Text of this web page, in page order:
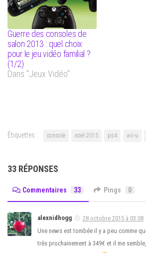
Guerre des consoles de
salon 2013 : quel choix
pour le jeu vidéo familial ?
(1/2)
Dans "Jeux Vidéo"
Étiquettes : console noël 2015 ps4 wii-u
33 RÉPONSES
Commentaires 33 Pings 0
alexnidhogg
28 octobre 2015 à 03:08
Une news est tombée il y a peu comme
très prochainement à 349€ et il me